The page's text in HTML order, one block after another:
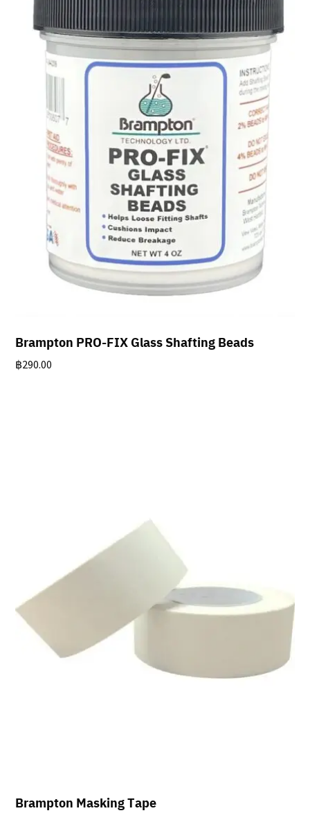
Brampton PRO-FIX Glass Shafting Beads
฿290.00
Brampton Masking Tape